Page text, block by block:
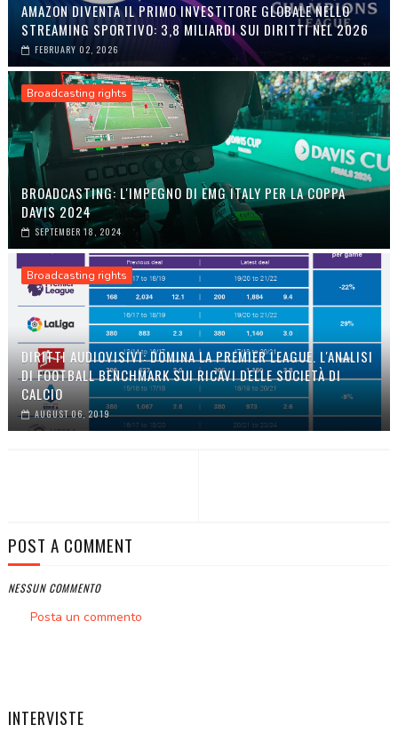
AMAZON DIVENTA IL PRIMO INVESTITORE GLOBALE NELLO
STREAMING SPORTIVO: 3,8 MILIARDI SUI DIRITTI NEL 2026
FEBRUARY 02, 2026
Broadcasting rights
BROADCASTING: L'IMPEGNO DI EMG ITALY PER LA COPPA
DAVIS 2024
SEPTEMBER 18, 2024
Broadcasting rights
DIRITTI AUDIOVISIVI: DOMINA LA PREMIER LEAGUE. L'ANALISI
DI FOOTBALL BENCHMARK SUI RICAVI DELLE SOCIETÀ DI
CALCIO
AUGUST 06, 2019
POST A COMMENT
NESSUN COMMENTO
Posta un commento
INTERVISTE